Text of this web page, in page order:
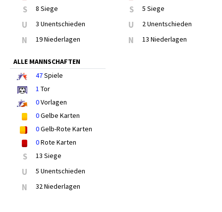
S 8 Siege
U 3 Unentschieden
N 19 Niederlagen
S 5 Siege
U 2 Unentschieden
N 13 Niederlagen
ALLE MANNSCHAFTEN
47Spiele
1 Tor
0Vorlagen
0Gelbe Karten
0Gelb-Rote Karten
0Rote Karten
S 13 Siege
U 5 Unentschieden
N 32 Niederlagen